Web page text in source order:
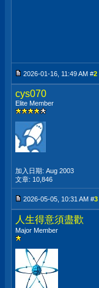
2026-01-16, 11:49 AM #2
cys070
Elite Member
加入日期: Aug 2003
文章: 10,846
2026-05-05, 10:31 AM #3
人生得意須盡歡
Major Member